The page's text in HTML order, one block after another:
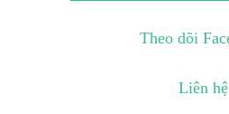
Theo dõi
Liên